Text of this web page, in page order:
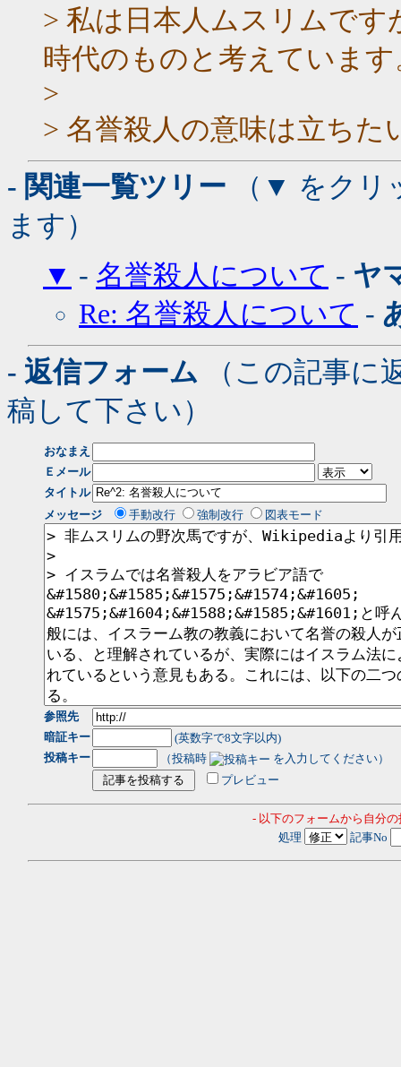
> 私は日本人ムスリムで
時代のものと考えています
>
> 名誉殺人の意味は立ちた
- 関連一覧ツリー （▼ をクリ
ます）
▼ - 名誉殺人について - ヤ
Re: 名誉殺人について -
- 返信フォーム （この記事に
稿して下さい）
おなまえ
Ｅメール
タイトル
メッセージ
手動改行 強制改行 図表モード
参照先
暗証キー
(英数字で8文字以内)
投稿キー
（投稿時
を入力してください）
プレビュー
- 以下のフォームから自分
処理
記事No